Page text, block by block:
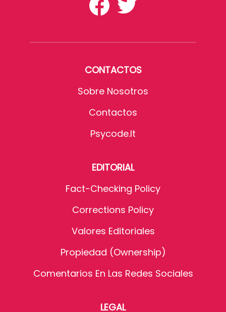
CONTACTOS
Sobre Nosotros
Contactos
Psycode.it
EDITORIAL
Fact-Checking Policy
Corrections Policy
Valores Editoriales
Propiedad (Ownership)
Comentarios En Las Redes Sociales
LEGAL